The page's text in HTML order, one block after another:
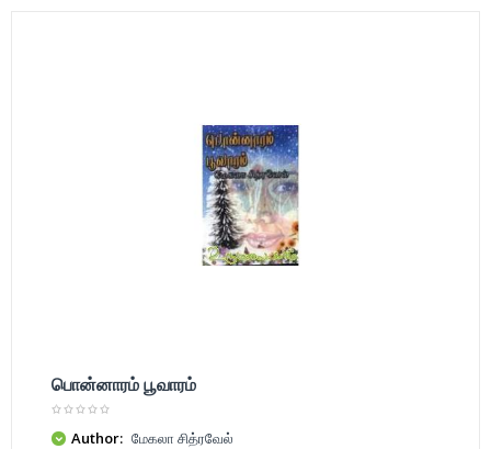
பொன்னாரம் பூவாரம்
Author: மேகலா சித்ரவேல்